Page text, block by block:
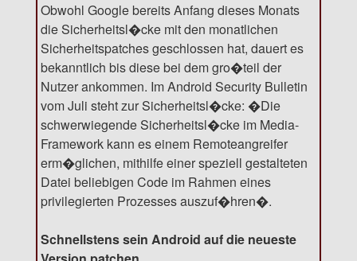
Obwohl Google bereits Anfang dieses Monats
die Sicherheitsl�cke mit den monatlichen
Sicherheitspatches geschlossen hat, dauert es
bekanntlich bis diese bei dem gro�teil der
Nutzer ankommen. Im Android Security Bulletin
vom Juli steht zur Sicherheitsl�cke: �Die
schwerwiegende Sicherheitsl�cke im Media-
Framework kann es einem Remoteangreifer
erm�glichen, mithilfe einer speziell gestalteten
Datei beliebigen Code im Rahmen eines
privilegierten Prozesses auszuf�hren�.
Schnellstens sein Android auf die neueste